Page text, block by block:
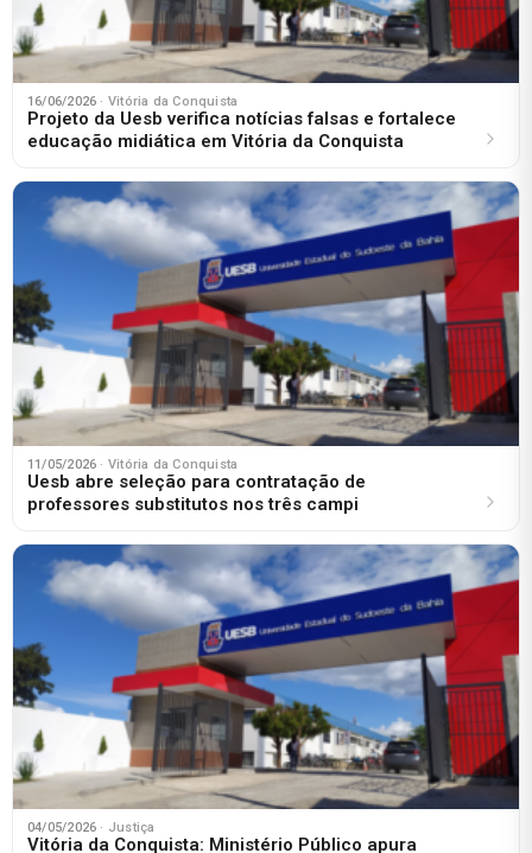
16/06/2026 · Vitória da Conquista
Projeto da Uesb verifica notícias falsas e fortalece
educação midiática em Vitória da Conquista
11/05/2026 · Vitória da Conquista
Uesb abre seleção para contratação de
professores substitutos nos três campi
04/05/2026 · Justiça
Vitória da Conquista: Ministério Público apura